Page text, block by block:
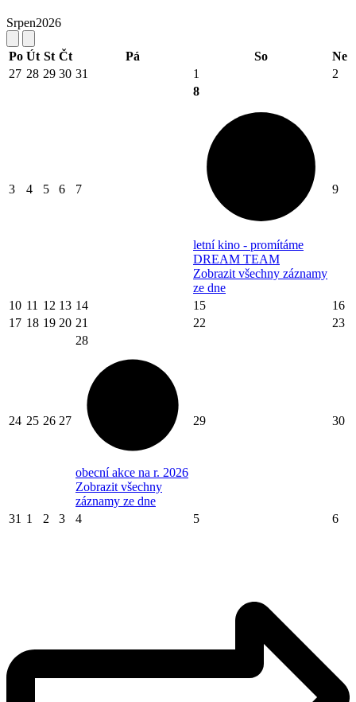
Srpen2026
Po Út St Čt Pá So
Ne
27 28 29 30 31 1 2
3 4 5 6 7
8
letní kino - promítáme
DREAM TEAM
Zobrazit všechny záznamy
ze dne
9
10 11 12 13 14 15
16
17 18 19 20 21 22 23
24 25 26 27
28
obecní akce na r. 2026
Zobrazit všechny
záznamy ze dne
29 30
31 1 2 3 4 5 6